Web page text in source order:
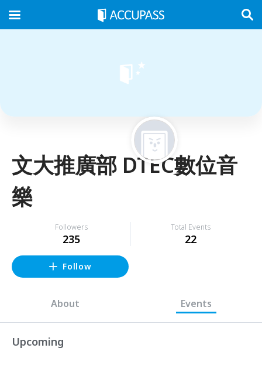
文大推廣部 DTEC數位音
樂
Followers
235
Total Events
22
Follow
About Events
Upcoming